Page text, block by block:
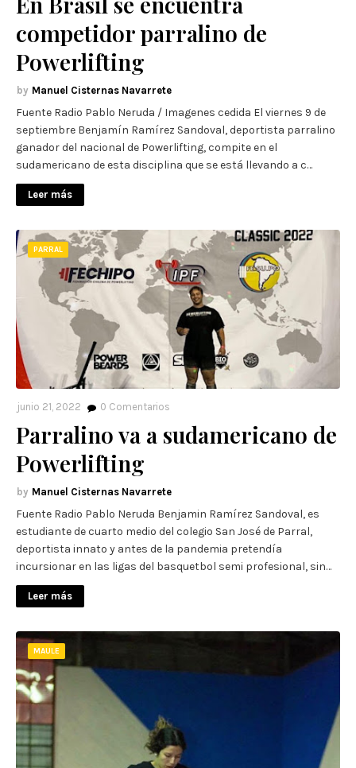
competidor parralino de
Powerlifting
Manuel Cisternas Navarrete
Fuente Radio Pablo Neruda / Imagenes cedida El viernes 9 de
septiembre Benjamín Ramírez Sandoval, deportista parralino
ganador del nacional de Powerlifting, compite en el
sudamericano de esta disciplina que se está llevando a c…
Leer más
PARRAL
junio 21, 2022 0 Comentarios
Parralino va a sudamericano de
Powerlifting
Manuel Cisternas Navarrete
Fuente Radio Pablo Neruda Benjamin Ramírez Sandoval, es
estudiante de cuarto medio del colegio San José de Parral,
deportista innato y antes de la pandemia pretendía
incursionar en las ligas del basquetbol semi profesional, sin…
Leer más
MAULE